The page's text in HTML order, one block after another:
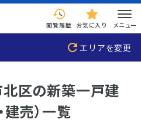
閲覧履歴 お気に入り メニュー
エリアを変更
区の新築一戸建
建売）一覧